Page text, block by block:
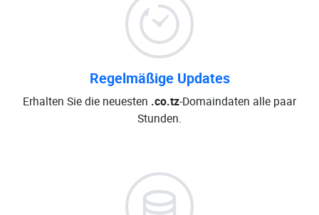
Regelmäßige Updates
Erhalten Sie die neuesten .co.tz-Domaindaten alle paar
Stunden.